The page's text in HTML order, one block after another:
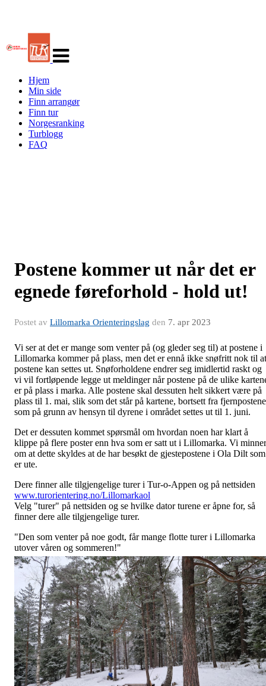
navigasjon
Hjem
Min side
Finn arrangør
Finn tur
Norgesranking
Turblogg
FAQ
Postene kommer ut når det er
egnede føreforhold - hold ut!
Postet av Lillomarka Orienteringslag den 7. apr 2023
Vi ser at det er mange som venter på (og gleder seg til) at postene i
Lillomarka kommer på plass, men det er ennå ikke snøfritt nok til at
postene kan settes ut. Snøforholdene endrer seg imidlertid raskt og
vi vil fortløpende legge ut meldinger når postene på de ulike
er på plass i marka. Alle postene skal dessuten helt sikkert være på
plass til 1. mai, slik som det står på kartene, bortsett fra fjernpostene
som på grunn av hensyn til dyrene i området settes ut til 1. juni.
Det er dessuten kommet spørsmål om hvordan noen har klart å
klippe på flere poster enn hva som er satt ut i Lillomarka. Vi minner
om at dette skyldes at de har besøkt de gjestepostene i Ola Dilt som
er ute.
Dere finner alle tilgjengelige turer i Tur-o-Appen og på nettsiden
www.turorientering.no/Lillomarkaol
Velg "turer" på nettsiden og se hvilke dator turene er åpne for, så
finner dere alle tilgjengelige turer.
"Den som venter på noe godt, får mange flotte turer i Lillomarka
utover våren og sommeren!"